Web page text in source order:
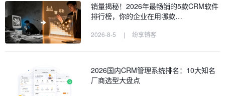
销量揭秘！2026年最畅销的5款CRM软件
排行榜，你的企业在用哪款…
2026-8-5 | 纷享销客
2026国内CRM管理系统排名：10大知名
厂商选型大盘点